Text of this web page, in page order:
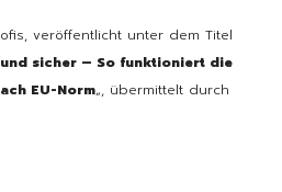
veröffentlicht unter dem Titel
sicher – So funktioniert die
EU-Norm„, übermittelt durch